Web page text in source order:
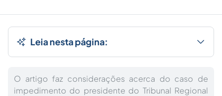
Leia nesta página:
O artigo faz considerações acerca do caso de
impedimento do presidente do Tribunal Regional